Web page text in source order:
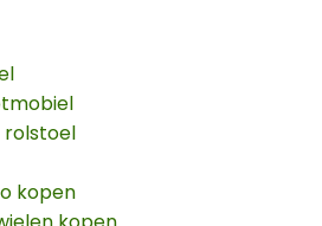
rolstoel
kopen